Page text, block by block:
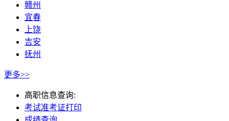
赣州
宜春
上饶
吉安
抚州
更多>>
高职信息查询:
考试准考证打印